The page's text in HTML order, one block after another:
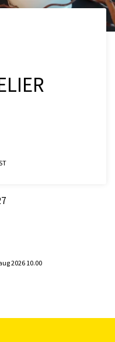
2026 10.00